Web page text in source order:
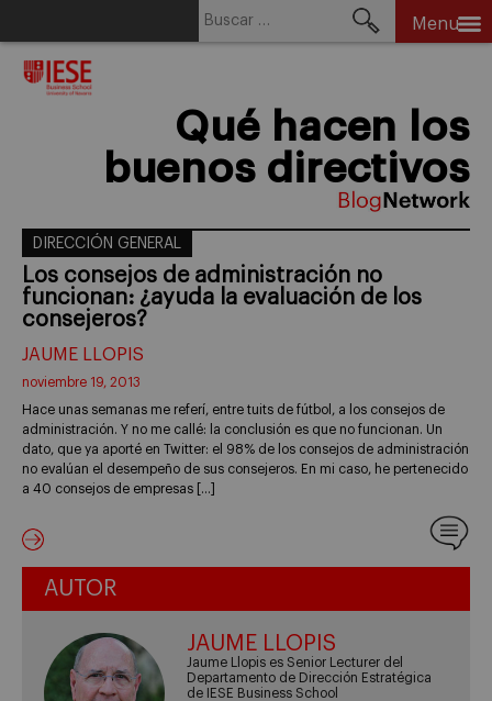
Menu
Qué hacen los
buenos directivos
DIRECCIÓN GENERAL
Los consejos de administración no
funcionan: ¿ayuda la evaluación de los
consejeros?
JAUME LLOPIS
noviembre 19, 2013
Hace unas semanas me referí, entre tuits de fútbol, a los consejos de
administración. Y no me callé: la conclusión es que no funcionan. Un
dato, que ya aporté en Twitter: el 98% de los consejos de administración
no evalúan el desempeño de sus consejeros. En mi caso, he pertenecido
a 40 consejos de empresas […]
AUTOR
JAUME LLOPIS
Jaume Llopis es Senior Lecturer del
Departamento de Dirección Estratégica
de IESE Business School